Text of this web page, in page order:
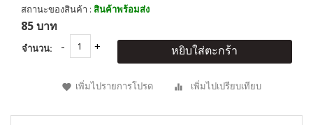
สถานะของสินค้า : สินค้าพร้อมส่ง
85 บาท
จำนวน: หยิบใส่ตะกร้า
เพิ่มไปรายการโปรด เพิ่มไปเปรียบเทียบ